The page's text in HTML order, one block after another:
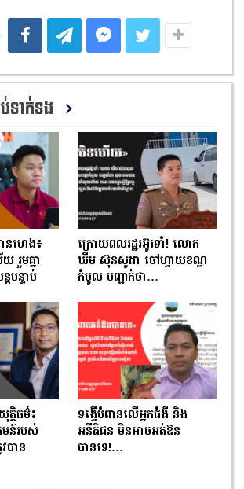
ទាក់ទង
ហេង៖
រួមគ្នា
បន្ទាប់
ក្រោយពលរដ្ឋរអ៊ូរទាំ! លោក
ឃឹម ស៊ុនសូដា ចៅហ្វាយខណ្ឌ
កំបូល បញ្ជាក់ថា…
ត្តិធម៌៖
មន៍របស់
បាន
ទង្វើបំពានលើអ្នកជំងឺ និង
អនីតិជន មិនអាចអត់ឱន
បានទេ!…